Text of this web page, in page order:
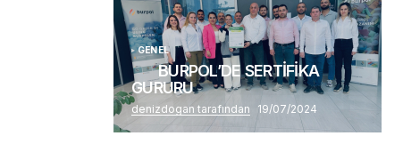
GENEL
BURPOL’DE SERTİFİKA
GURURU
denizdogan tarafından 19/07/2024